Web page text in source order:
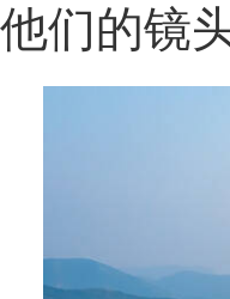
他们的镜